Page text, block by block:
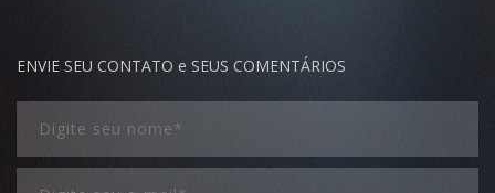
ENVIE SEU CONTATO e SEUS COMENTÁRIOS